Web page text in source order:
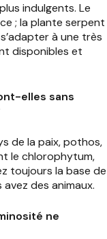
indulgents. Le
; la plante serpent
à une très
disponibles et
elles sans
de la paix, pothos,
le chlorophytum,
toujours la base de
des animaux.
ne